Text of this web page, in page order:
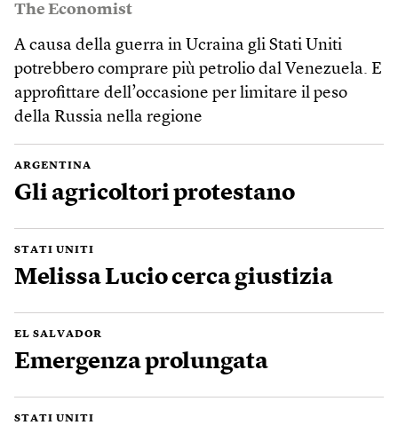
The Economist
A causa della guerra in Ucraina gli Stati Uniti
potrebbero comprare più petrolio dal Venezuela. E
approfittare dell’occasione per limitare il peso
della Russia nella regione
ARGENTINA
Gli agricoltori protestano
STATI UNITI
Melissa Lucio cerca giustizia
EL SALVADOR
Emergenza prolungata
STATI UNITI